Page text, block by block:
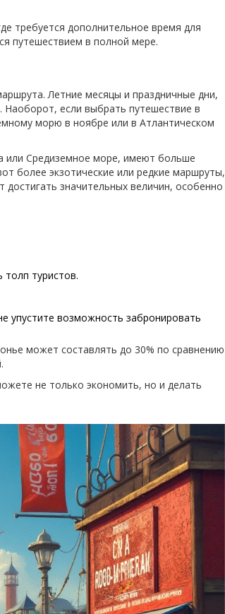
требуется дополнительное время для
путешествием в полной мере.
Летние месяцы и праздничные дни,
если выбрать путешествие в
морю в ноябре или в Атлантическом
или Средиземное море, имеют больше
более экзотические или редкие маршруты,
значительных величин, особенно
туристов.
упустите возможность забронировать
может составлять до 30% по сравнению
не только экономить, но и делать